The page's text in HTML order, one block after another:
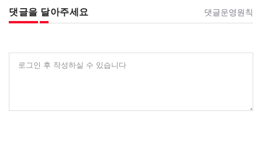
댓글을 달아주세요 댓글운영원칙
로그인 후 작성하실 수 있습니다